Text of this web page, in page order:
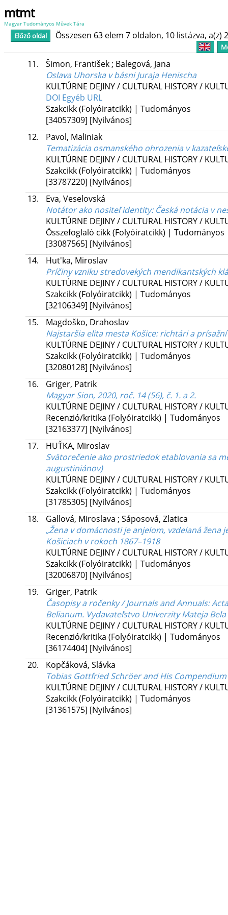
mtmt
Magyar Tudományos Művek Tára
Előző oldal Összesen 63 elem 7 oldalon, 10 listázva, a(z)
11. Šimon, František; Balegová, Jana
Oslava Uhorska v básni Juraja Henischa
KULTÚRNE DEJINY / CULTURAL HISTORY /
DOI Egyéb URL
Szakcikk (Folyóiratcikk) | Tudományos
[34057309] [Nyilvános]
12.
Pavol, Maliniak
Tematizácia osmanského ohrozenia v
KULTÚRNE DEJINY / CULTURAL HISTORY /
Szakcikk (Folyóiratcikk) | Tudományos
[33787220] [Nyilvános]
13.
Eva, Veselovská
Notátor ako nositeľ identity: Česká notácia v
KULTÚRNE DEJINY / CULTURAL HISTORY /
Összefoglaló cikk (Folyóiratcikk) | Tudományos
[33087565] [Nyilvános]
14.
Hut'ka, Miroslav
Príčiny vzniku stredovekých mendikantských
KULTÚRNE DEJINY / CULTURAL HISTORY /
Szakcikk (Folyóiratcikk) | Tudományos
[32106349] [Nyilvános]
15.
Magdoško, Drahoslav
Najstaršia elita mesta Košice: richtári a
KULTÚRNE DEJINY / CULTURAL HISTORY /
Szakcikk (Folyóiratcikk) | Tudományos
[32080128] [Nyilvános]
16.
Griger, Patrik
Magyar Sion, 2020, roč. 14 (56), č. 1. a 2.
KULTÚRNE DEJINY / CULTURAL HISTORY /
Recenzió/kritika (Folyóiratcikk) | Tudományos
[32163377] [Nyilvános]
17.
HUŤKA, Miroslav
Svätorečenie ako prostriedok etablovania sa
augustiniánov)
KULTÚRNE DEJINY / CULTURAL HISTORY /
Szakcikk (Folyóiratcikk) | Tudományos
[31785305] [Nyilvános]
18.
Gallová, Miroslava ; Sáposová, Zlatica
„Žena v domácnosti je anjelom, vzdelaná žena
Košiciach v rokoch 1867–1918
KULTÚRNE DEJINY / CULTURAL HISTORY /
Szakcikk (Folyóiratcikk) | Tudományos
[32006870] [Nyilvános]
19.
Griger, Patrik
Časopisy a ročenky / Journals and Annuals:
Belianum. Vydavateľstvo Univerzity Mateja Bela
KULTÚRNE DEJINY / CULTURAL HISTORY /
Recenzió/kritika (Folyóiratcikk) | Tudományos
[36174404] [Nyilvános]
20.
Kopčáková, Slávka
Tobias Gottfried Schröer and His
KULTÚRNE DEJINY / CULTURAL HISTORY /
Szakcikk (Folyóiratcikk) | Tudományos
[31361575] [Nyilvános]